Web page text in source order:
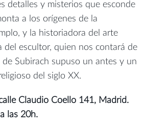
detalles y misterios que esconde
a los orígenes de la
y la historiadora del arte
del escultor, quien nos contará de
Subirach supuso un antes y un
del siglo XX.
Claudio Coello 141, Madrid.
las 20h.